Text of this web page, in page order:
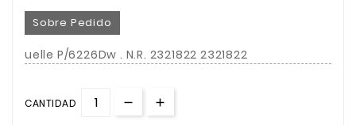
Sobre Pedido
uelle P/6226Dw . N.R. 2321822 2321822
CANTIDAD